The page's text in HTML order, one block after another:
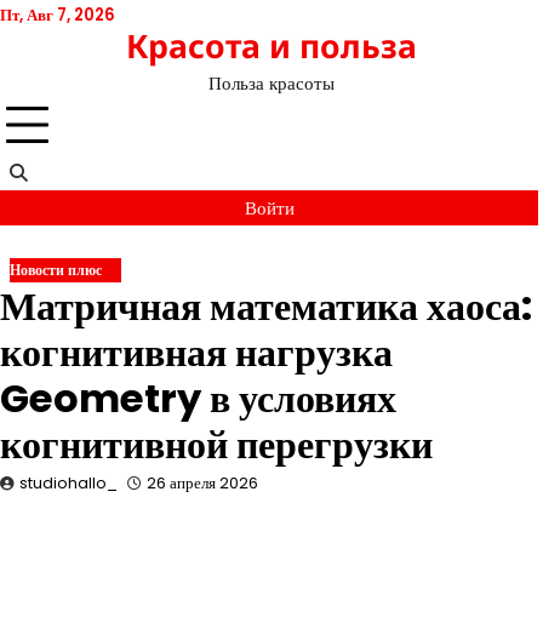
Перейти
Пт, Авг 7, 2026
Красота и польза
Польза красоты
Войти
Новости плюс
Матричная математика хаоса:
когнитивная нагрузка
Geometry в условиях
когнитивной перегрузки
studiohallo_ 26 апреля 2026